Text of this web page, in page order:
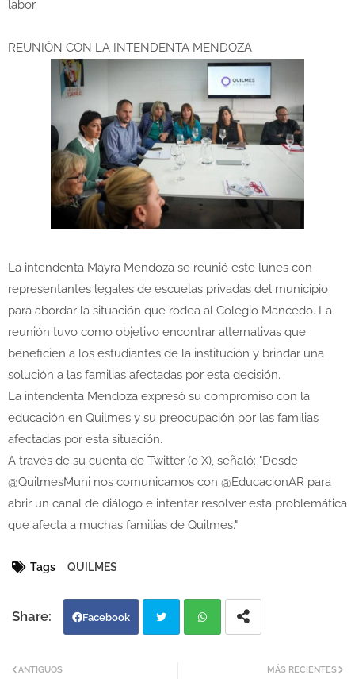
labor.
REUNIÓN CON LA INTENDENTA MENDOZA
La intendenta Mayra Mendoza se reunió este lunes con
representantes legales de escuelas privadas del municipio
para abordar la situación que rodea al Colegio Mancedo. La
reunión tuvo como objetivo encontrar alternativas que
beneficien a los estudiantes de la institución y brindar una
solución a las familias afectadas por esta decisión.
La intendenta Mendoza expresó su compromiso con la
educación en Quilmes y su preocupación por las familias
afectadas por esta situación.
A través de su cuenta de Twitter (o X), señaló: "Desde
@QuilmesMuni nos comunicamos con @EducacionAR para
abrir un canal de diálogo e intentar resolver esta problemática
que afecta a muchas familias de Quilmes."
Tags QUILMES
Facebook
MÁS RECIENTES
ANTIGUOS